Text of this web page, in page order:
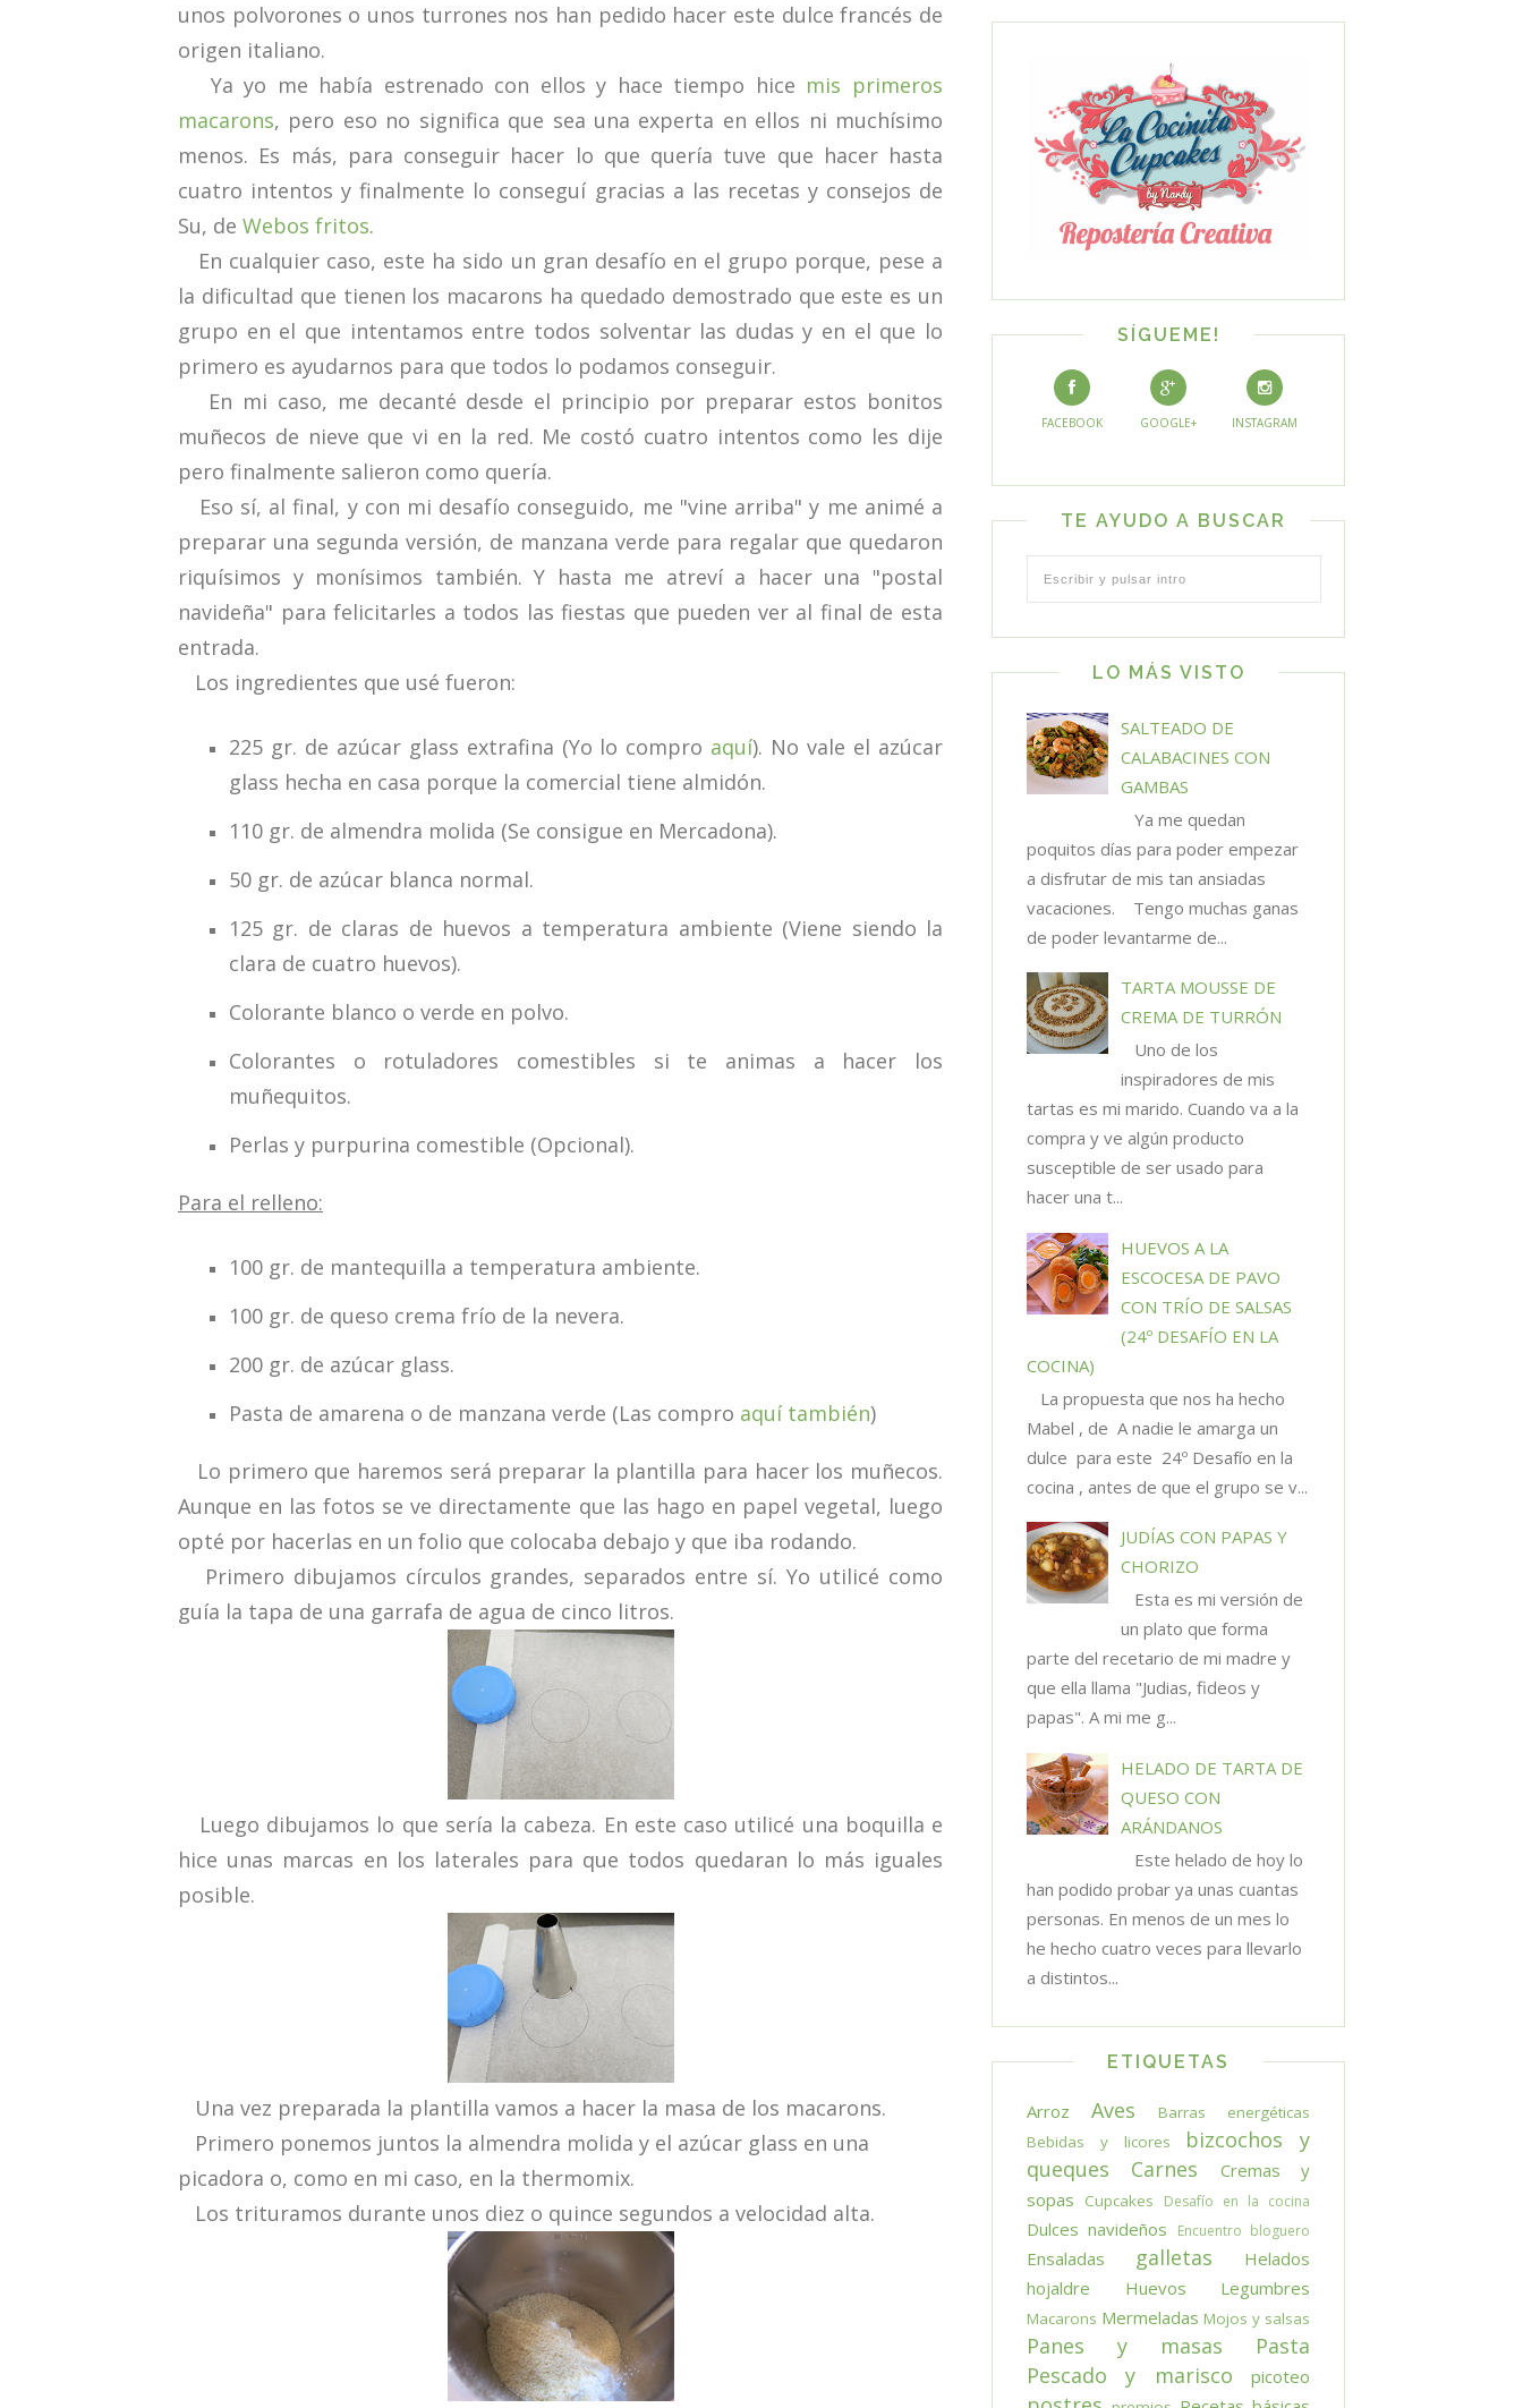
unos polvorones o unos turrones nos han pedido hacer este dulce francés de
origen italiano.
Ya yo me había estrenado con ellos y hace tiempo hice mis primeros
macarons, pero eso no significa que sea una experta en ellos ni muchísimo
menos. Es más, para conseguir hacer lo que quería tuve que hacer hasta
cuatro intentos y finalmente lo conseguí gracias a las recetas y consejos de
Su, de Webos fritos.
En cualquier caso, este ha sido un gran desafío en el grupo porque, pese a
la dificultad que tienen los macarons ha quedado demostrado que este es un
grupo en el que intentamos entre todos solventar las dudas y en el que lo
primero es ayudarnos para que todos lo podamos conseguir.
En mi caso, me decanté desde el principio por preparar estos bonitos
muñecos de nieve que vi en la red. Me costó cuatro intentos como les dije
pero finalmente salieron como quería.
Eso sí, al final, y con mi desafío conseguido, me "vine arriba" y me animé a
preparar una segunda versión, de manzana verde para regalar que quedaron
riquísimos y monísimos también. Y hasta me atreví a hacer una "postal
navideña" para felicitarles a todos las fiestas que pueden ver al final de esta
entrada.
Los ingredientes que usé fueron:
225 gr. de azúcar glass extrafina (Yo lo compro aquí). No vale el azúcar
glass hecha en casa porque la comercial tiene almidón.
110 gr. de almendra molida (Se consigue en Mercadona).
50 gr. de azúcar blanca normal.
125 gr. de claras de huevos a temperatura ambiente (Viene siendo la
clara de cuatro huevos).
Colorante blanco o verde en polvo.
Colorantes o rotuladores comestibles si te animas a hacer los
muñequitos.
Perlas y purpurina comestible (Opcional).
Para el relleno:
100 gr. de mantequilla a temperatura ambiente.
100 gr. de queso crema frío de la nevera.
200 gr. de azúcar glass.
Pasta de amarena o de manzana verde (Las compro aquí también)
Lo primero que haremos será preparar la plantilla para hacer los muñecos.
Aunque en las fotos se ve directamente que las hago en papel vegetal, luego
opté por hacerlas en un folio que colocaba debajo y que iba rodando.
Primero dibujamos círculos grandes, separados entre sí. Yo utilicé como
guía la tapa de una garrafa de agua de cinco litros.
Luego dibujamos lo que sería la cabeza. En este caso utilicé una boquilla e
hice unas marcas en los laterales para que todos quedaran lo más iguales
posible.
Una vez preparada la plantilla vamos a hacer la masa de los macarons.
Primero ponemos juntos la almendra molida y el azúcar glass en una
picadora o, como en mi caso, en la thermomix.
Los trituramos durante unos diez o quince segundos a velocidad alta.
SÍGUEME!
FACEBOOK GOOGLE+ INSTAGRAM
TE AYUDO A BUSCAR
LO MÁS VISTO
SALTEADO DE
CALABACINES CON
GAMBAS
Ya me quedan
poquitos días para poder empezar
a disfrutar de mis tan ansiadas
vacaciones. Tengo muchas ganas
de poder levantarme de...
TARTA MOUSSE DE
CREMA DE TURRÓN
Uno de los
inspiradores de mis
tartas es mi marido. Cuando va a la
compra y ve algún producto
susceptible de ser usado para
hacer una t...
HUEVOS A LA
ESCOCESA DE PAVO
CON TRÍO DE SALSAS
(24º DESAFÍO EN LA
COCINA)
La propuesta que nos ha hecho
Mabel , de A nadie le amarga un
dulce para este 24º Desafío en la
cocina , antes de que el grupo se v...
JUDÍAS CON PAPAS Y
CHORIZO
Esta es mi versión de
un plato que forma
parte del recetario de mi madre y
que ella llama "Judias, fideos y
papas". A mi me g...
HELADO DE TARTA DE
QUESO CON
ARÁNDANOS
Este helado de hoy lo
han podido probar ya unas cuantas
personas. En menos de un mes lo
he hecho cuatro veces para llevarlo
a distintos...
ETIQUETAS
Arroz Aves
Barras energéticas
Bebidas y licores
bizcochos y
queques
Carnes
Cremas y
sopas
Cupcakes Desafío en la cocina
Dulces navideños Encuentro bloguero
Ensaladas galletas
Helados
hojaldre
Huevos Legumbres
Macarons Mermeladas Mojos y salsas
Panes y masas
Pasta
Pescado y marisco
picoteo